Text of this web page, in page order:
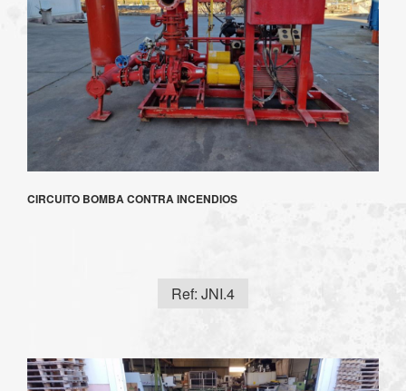
CIRCUITO BOMBA CONTRA INCENDIOS
Ref: JNI.4